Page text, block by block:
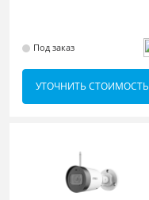
Под заказ
УТОЧНИТЬ СТОИМОСТЬ